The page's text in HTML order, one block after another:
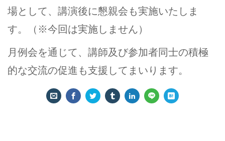
場として、講演後に懇親会も実施いたしま
す。（※今回は実施しません）
月例会を通じて、講師及び参加者同士の積極
的な交流の促進も支援してまいります。